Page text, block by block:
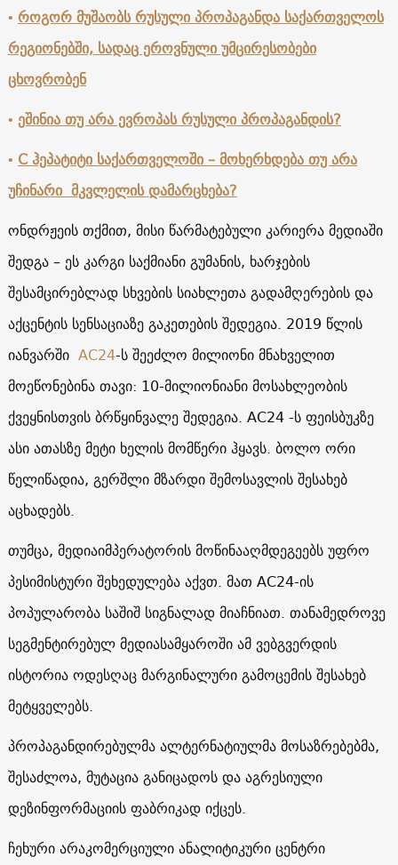
• როგორ მუშაობს რუსული პროპაგანდა საქართველოს
რეგიონებში, სადაც ეროვნული უმცირესობები
ცხოვრობენ
• ეშინია თუ არა ევროპას რუსული პროპაგანდის?
• C ჰეპატიტი საქართველოში – მოხერხდება თუ არა
უჩინარი მკვლელის დამარცხება?
ონდრჟეის თქმით, მისი წარმატებული კარიერა მედიაში
შედგა – ეს კარგი საქმიანი გუმანის, ხარჯების
შესამცირებლად სხვების სიახლეთა გადამღერების და
აქცენტის სენსაციაზე გაკეთების შედეგია. 2019 წლის
იანვარში AC24-ს შეეძლო მილიონი მნახველით
მოეწონებინა თავი: 10-მილიონიანი მოსახლეობის
ქვეყნისთვის ბრწყინვალე შედეგია. AC24-ს ფეისბუკზე
ასი ათასზე მეტი ხელის მომწერი ჰყავს. ბოლო ორი
წელიწადია, გერშლი მზარდი შემოსავლის შესახებ
აცხადებს.
თუმცა, მედიაიმპერატორის მოწინააღმდეგეებს უფრო
პესიმისტური შეხედულება აქვთ. მათ AC24-ის
პოპულარობა საშიშ სიგნალად მიაჩნიათ. თანამედროვე
სეგმენტირებულ მედიასამყაროში ამ ვებგვერდის
ისტორია ოდესღაც მარგინალური გამოცემის შესახებ
მეტყველებს.
პროპაგანდირებულმა ალტერნატიულმა მოსაზრებებმა,
შესაძლოა, მუტაცია განიცადოს და აგრესიული
დეზინფორმაციის ფაბრიკად იქცეს.
ჩეხური არაკომერციული ანალიტიკური ცენტრი